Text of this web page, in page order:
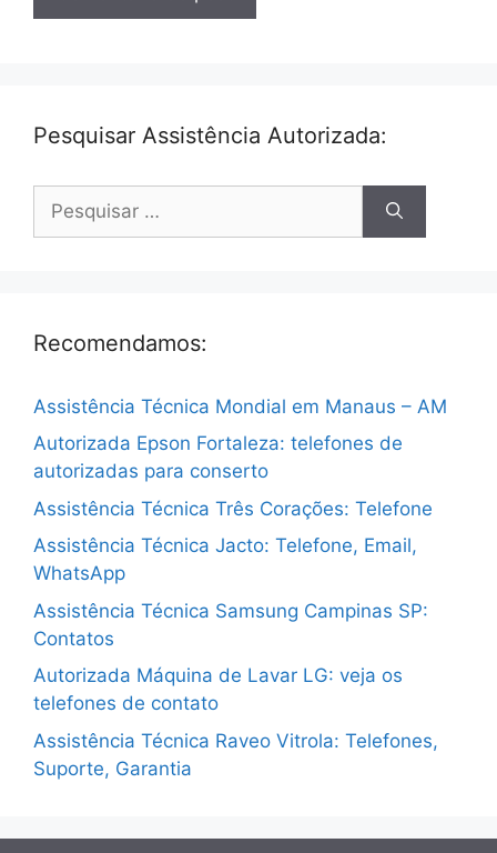
Pesquisar Assistência Autorizada:
por:
Recomendamos:
Assistência Técnica Mondial em Manaus – AM
Autorizada Epson Fortaleza: telefones de
autorizadas para conserto
Assistência Técnica Três Corações: Telefone
Assistência Técnica Jacto: Telefone, Email,
WhatsApp
Assistência Técnica Samsung Campinas SP:
Contatos
Autorizada Máquina de Lavar LG: veja os
telefones de contato
Assistência Técnica Raveo Vitrola: Telefones,
Suporte, Garantia